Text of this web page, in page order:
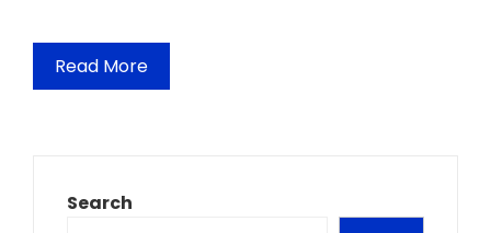
Read More
Search